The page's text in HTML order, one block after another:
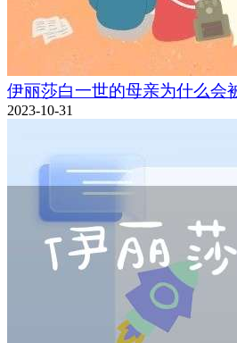
伊丽莎白一世的母亲为什么会
2023-10-31